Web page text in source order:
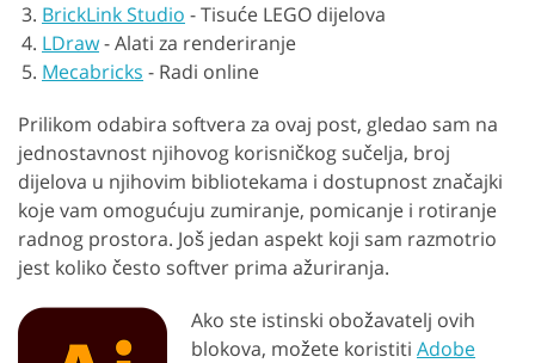
BrickLink Studio -Tisuće LEGO dijelova
LDraw-Alati za renderiranje
Mecabricks - Radi online
Prilikom odabira softvera za ovaj post, gledao sam na
jednostavnost njihovog korisničkog sučelja, broj
dijelova u njihovim bibliotekama i dostupnost značajki
koje vam omogućuju zumiranje, pomicanje i rotiranje
radnog prostora. Još jedan aspekt koji sam razmotrio
jest koliko često softver prima ažuriranja.
Ako ste istinski obožavatelj ovih
blokova, možete koristiti Adobe